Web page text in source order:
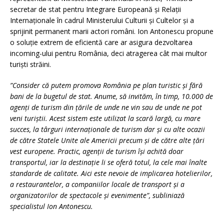
secretar de stat pentru Integrare Europeană și Relații
Internaționale în cadrul Ministerului Culturii și Cultelor și a
sprijinit permanent marii actori români. Ion Antonescu propune
o soluție extrem de eficientă care ar asigura dezvoltarea
incoming-ului pentru România, deci atragerea cât mai multor
turiști străini.
”Consider că putem promova România pe plan turistic și fără
bani de la bugetul de stat. Anume, să invităm, în timp, 10.000 de
agenți de turism din țările de unde ne vin sau de unde ne pot
veni turiștii. Acest sistem este utilizat la scară largă, cu mare
succes, la târguri internaționale de turism dar și cu alte ocazii
de către Statele Unite ale Americii precum și de către alte țări
vest europene. Practic, agenții de turism își achită doar
transportul, iar la destinație li se oferă totul, la cele mai înalte
standarde de calitate. Aici este nevoie de implicarea hotelierilor,
a restaurantelor, a companiilor locale de transport și a
organizatorilor de spectacole și evenimente”, subliniază
specialistul Ion Antonescu.